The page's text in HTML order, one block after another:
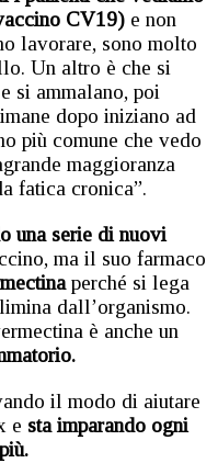
CV19)e non
lavorare, sono molto
Un altro è che si
si ammalano, poi
dopo iniziano ad
più comune che vedo
maggioranza
fatica cronica”.
una serie di nuovi
ma il suo farmaco
perché si lega
dall’organismo.
è anche un
il modo di aiutare
e sta imparando ogni